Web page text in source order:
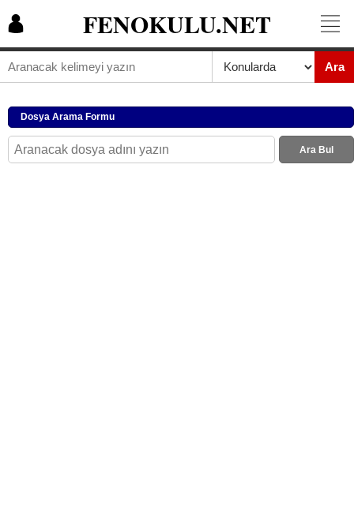
FENOKULU.NET
Ara
Dosya Arama Formu
Ara Bul